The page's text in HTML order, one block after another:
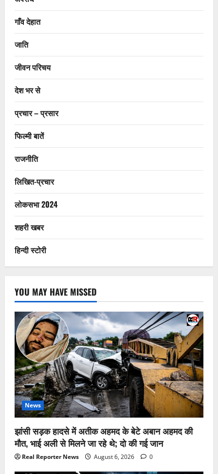
गाँव देहात
जाति
जीवन परिचय
देश भर से
प्रचार – प्रसार
फिल्मी बातें
राजनीति
लिखित-प्रचार
लोकसभा 2024
शहरी खबर
हिन्दी स्टोरी
YOU MAY HAVE MISSED
News
झांसी सड़क हादसे में अतीक अहमद के बेटे अबान अहमद की
मौत, भाई अली से मिलने जा रहे थे; दो की गई जान
Real Reporter News August 6, 2026 0